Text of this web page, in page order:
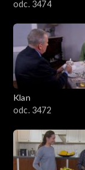
odc. 3474
Klan
odc. 3472